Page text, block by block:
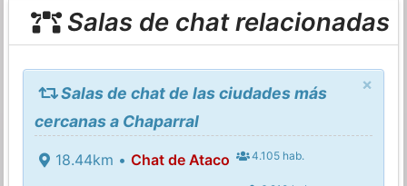
Salas de chat relacionadas
×
Salas de chat de las ciudades más
cercanas a Chaparral
18.44km • Chat de Ataco 4.105 hab.